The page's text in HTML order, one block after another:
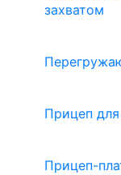
захватом
Прицеп
Прицеп-